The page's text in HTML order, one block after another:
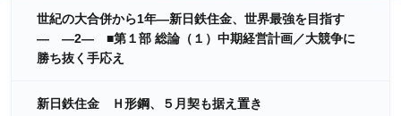
世紀の大合併から1年―新日鉄住金、世界最強を目指す
― ―2― ■第１部 総論（１）中期経営計画／大競争に
勝ち抜く手応え
新日鉄住金 Ｈ形鋼、５月契も据え置き